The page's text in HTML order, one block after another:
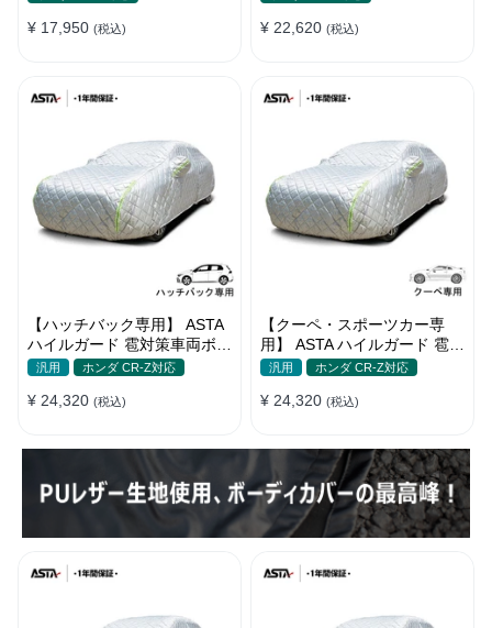
¥ 17,950 (税込) ¥ 22,620 (税込)
【ハッチバック専用】 ASTA
ハイルガード 雹対策車両ボデ
ィカバー 5層構造 雹対策 厚
風ロープ付き
汎用 ホンダ CR-Z対応
¥ 24,320 (税込)
【クーペ・スポーツカー専
用】 ASTA ハイルガード 雹対
策車両ボディカバー 5層構造
風 極厚 防風ロープ付き
汎用 ホンダ CR-Z対応
¥ 24,320 (税込)